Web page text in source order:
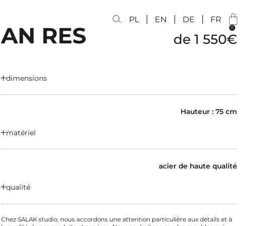
PL EN DE FR
0
AN RES de 1 550€
dimensions
Hauteur : 75 cm
matériel
acier de haute qualité
qualité
Chez SALAK studio, nous accordons une attention particulière aux détails et à